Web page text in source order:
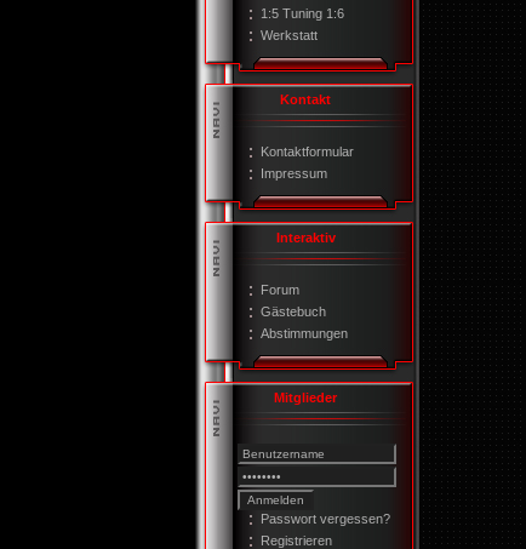
1:5 Tuning 1:6
Werkstatt
Kontakt
Kontaktformular
Impressum
Interaktiv
Forum
Gästebuch
Abstimmungen
Mitglieder
Passwort vergessen?
Registrieren